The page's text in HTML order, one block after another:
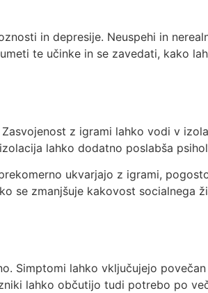
in depresije. Neuspehi in
te učinke in se zavedati, kako
z igrami lahko vodi v
lahko dodatno poslabša
ukvarjajo z igrami,
se zmanjšuje kakovost socialnega
Simptomi lahko vključujejo
lahko občutijo tudi potrebo po